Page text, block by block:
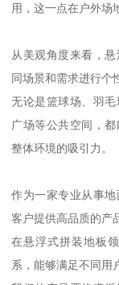
用，这一点在户外场
从美观角度来看，
同场景和需求进行个
无论是篮球场、羽
广场等公共空间，
整体环境的吸引力。
作为一家专业从事
客户提供高品质的产
在悬浮式拼装地板
系，能够满足不同用